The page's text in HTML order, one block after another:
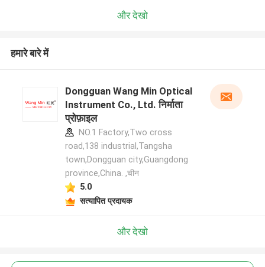
और देखो
हमारे बारे में
Dongguan Wang Min Optical
Instrument Co., Ltd. निर्माता
प्रोफ़ाइल
NO.1 Factory,Two cross
road,138 industrial,Tangsha
town,Dongguan city,Guangdong
province,China. ,चीन
5.0
सत्यापित प्रदायक
और देखो